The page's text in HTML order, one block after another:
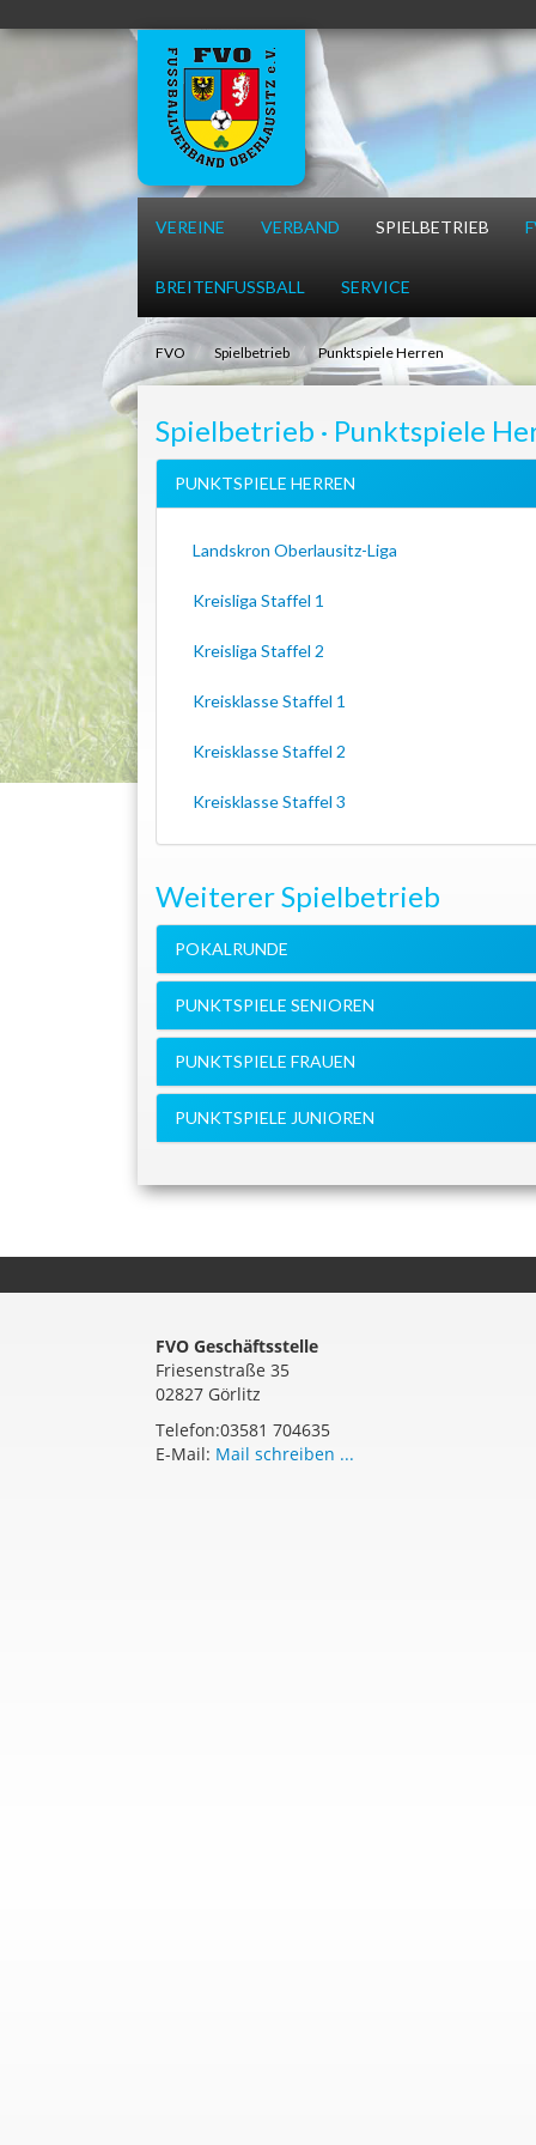
navigation
VEREINE VERBAND SPIELBETRIEB
BREITENFUSSBALL SERVICE
FVO Spielbetrieb Punktspiele Herren
Spielbetrieb · Punktspiele
PUNKTSPIELE HERREN
Landskron Oberlausitz-Liga
Kreisliga Staffel 1
Kreisliga Staffel 2
Kreisklasse Staffel 1
Kreisklasse Staffel 2
Kreisklasse Staffel 3
Weiterer Spielbetrieb
POKALRUNDE
PUNKTSPIELE SENIOREN
PUNKTSPIELE FRAUEN
PUNKTSPIELE JUNIOREN
FVO Geschäftsstelle
Friesenstraße 35
02827 Görlitz
Telefon:03581 704635
E-Mail: Mail schreiben ...